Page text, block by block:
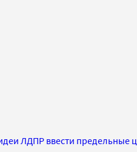
ЛДПР ввести предельные